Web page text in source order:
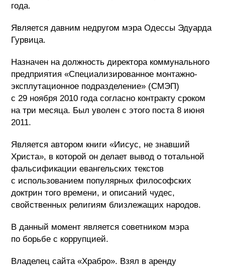
года.
Является давним недругом мэра Одессы Эдуарда
Гурвица.
Назначен на должность директора коммунального
предприятия «Специализированное монтажно-
эксплутационное подразделение» (СМЭП)
с 29 ноября 2010 года согласно контракту сроком
на три месяца. Был уволен с этого поста 8 июня
2011.
Является автором книги «Иисус, не знавший
Христа», в которой он делает вывод о тотальной
фальсификации евангельских текстов
с использованием популярных философских
доктрин того времени, и описаний чудес,
свойственных религиям близлежащих народов.
В данный момент является советником мэра
по борьбе с коррупцией.
Владелец сайта «Храбро». Взял в аренду